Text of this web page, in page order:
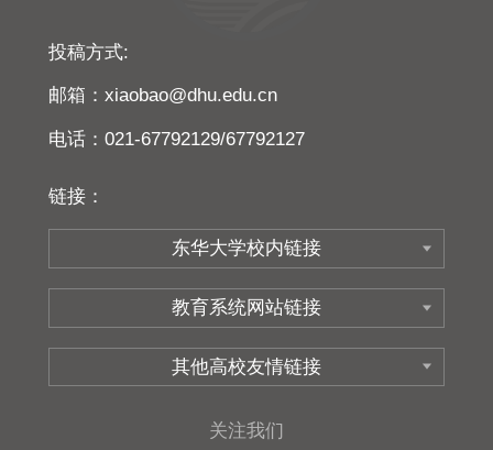
投稿方式:
邮箱：xiaobao@dhu.edu.cn
电话：021-67792129/67792127
链接：
关注我们